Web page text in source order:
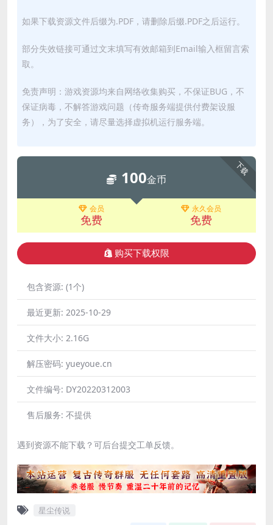
如果下载资源文件后缀为.PDF，请删除后缀.PDF之后运行。
部分失效链接可通过文末填写有效邮箱到Email输入框留言索
取。
免责声明：游戏资源均来自网络收集购买，不保证BUG，不
保证病毒，不解答游戏问题（传奇服务端提供付费架设服
务），为了安全，请尽量选择虚拟机运行服务端。
下载
100金币
会员
免费
永久会员
免费
购买下载权限
包含资源: (1个)
最近更新: 2025-10-29
文件大小: 2.16G
解压密码: yueyoue.cn
文件编号: DY20220312003
售后服务: 不提供
遇到资源不能下载？可后台提交工单反馈。
星尘传说